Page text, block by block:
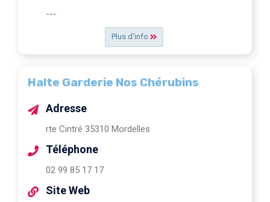
Plus d'info
---
Halte Garderie Nos Chérubins
Adresse
rte Cintré 35310 Mordelles
Téléphone
02 99 85 17 17
Site Web